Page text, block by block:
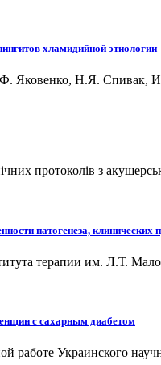
хламидийной этиологии
Яковенко, Н.Я. Спивак,
протоколів з
патогенеза, клинических
терапии им. Л.Т.
с сахарным диабетом
работе Украинского